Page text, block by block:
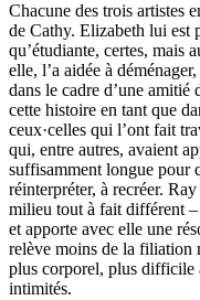
Chacune des trois artistes
de Cathy. Elizabeth lui est
qu’étudiante, certes, mais
elle, l’a aidée à
dans le cadre d’une
cette histoire en tant que
ceux·celles qui l’ont fait
qui, entre autres, avaient
suffisamment longue pour
réinterpréter, à recréer.
milieu tout à fait différent
et apporte avec elle une
relève moins de la filiation
plus corporel, plus difficile
intimités.